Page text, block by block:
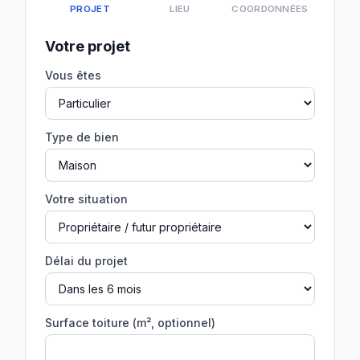
PROJET LIEU COORDONNÉES
Votre projet
Vous êtes
Type de bien
Votre situation
Délai du projet
Surface toiture (m², optionnel)